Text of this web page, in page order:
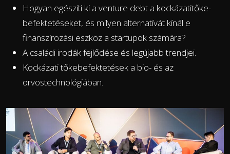
Hogyan egészíti ki a venture debt a kockázatitőke-
befektetéseket, és milyen alternatívát kínál e
finanszírozási eszköz a startupok számára?
A családi irodák fejlődése és legújabb trendjei.
Kockázati tőkebefektetések a bio- és az
orvostechnológiában.